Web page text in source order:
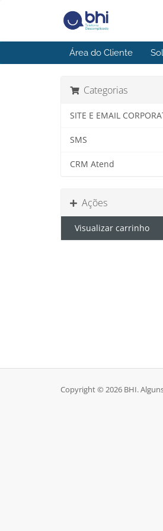
Área do Cliente
Categorias
SITE E EMAIL
SMS
CRM Atend
Ações
Visualizar carrinho
Copyright © 2026 BHI.